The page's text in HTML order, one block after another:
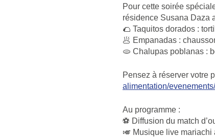
Pour cette soirée
résidence Susana Daza
🌮 Taquitos dorados :
🥟 Empanadas :
🫓 Chalupas poblanas :
Pensez à réserver votre
alimentation/
Au programme :
⚽ Diffusion du match
🎺 Musique live